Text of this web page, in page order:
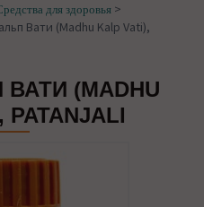
для здоровья >
Вати (Madhu Kalp Vati),
(MADHU
PATANJALI